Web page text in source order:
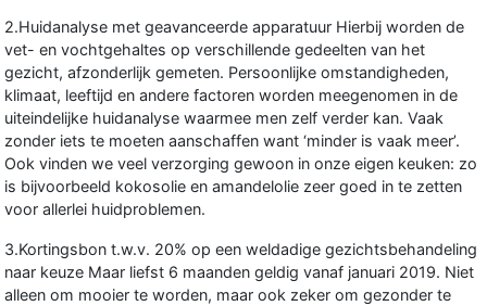
2.Huidanalyse met geavanceerde apparatuur Hierbij worden de
vet- en vochtgehaltes op verschillende gedeelten van het
gezicht, afzonderlijk gemeten. Persoonlijke omstandigheden,
klimaat, leeftijd en andere factoren worden meegenomen in de
uiteindelijke huidanalyse waarmee men zelf verder kan. Vaak
zonder iets te moeten aanschaffen want ‘minder is vaak meer’.
Ook vinden we veel verzorging gewoon in onze eigen keuken: zo
is bijvoorbeeld kokosolie en amandelolie zeer goed in te zetten
voor allerlei huidproblemen.
3.Kortingsbon t.w.v. 20% op een weldadige gezichtsbehandeling
naar keuze Maar liefst 6 maanden geldig vanaf januari 2019. Niet
alleen om mooier te worden, maar ook zeker om gezonder te